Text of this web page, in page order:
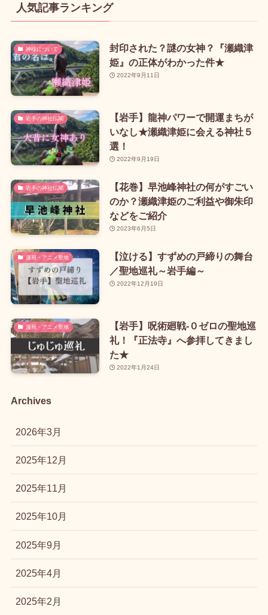
人気記事ランキング
神様について
封印された？謎の女神？『瀬織津
姫』の正体がわかった件★
2022年9月11日
岩手の神社仏閣
【岩手】龍神パワーで開運まちが
いなし★瀬織津姫に会える神社５
選！
2022年9月19日
岩手の神社仏閣
【花巻】早池峰神社の何がすごい
のか？瀬織津姫のご利益や御朱印
などをご紹介
2023年6月5日
漫画・アニメ聖地
【泣ける】すずめの戸締りの舞台
／聖地巡礼～岩手編～
2022年12月19日
漫画・アニメ聖地
【岩手】呪術廻戦-０ゼロの聖地巡
礼！『正法寺』へ参拝してきまし
た★
2022年1月24日
Archives
2026年3月
2025年12月
2025年11月
2025年10月
2025年9月
2025年4月
2025年2月